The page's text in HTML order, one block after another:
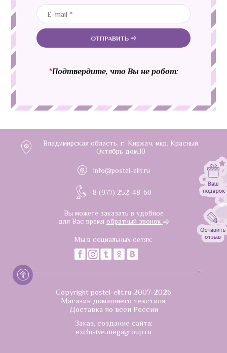
ОТПРАВИТЬ
*Подтвердите, что Вы не робот:
Владимирская область, г. Киржач, мкр. Красный
Октябрь дом.10
info@postel-elit.ru
8 (977) 252-48-60
Вы можете заказать в удобное
для Вас время обратный звонок
Мы в социальных сетях:
Copyright postel-elit.ru 2007-2026
Магазин домашнего текстиля.
Доставка по всей России
Заказ, создание сайта:
exclusive.megagroup.ru